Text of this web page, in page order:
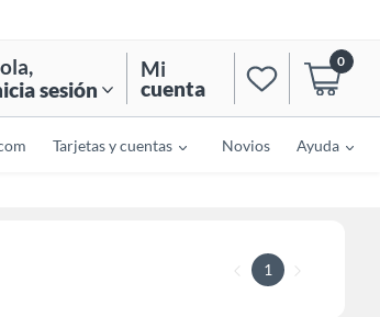
,
sesión
Mi
cuenta
0
Tarjetas y cuentas Novios Ayuda
1